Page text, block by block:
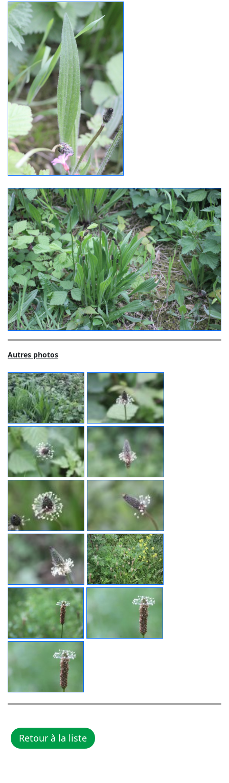
Autres photos